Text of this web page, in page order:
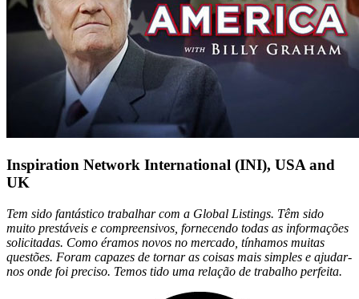
Inspiration Network International (INI), USA and
UK
Tem sido fantástico trabalhar com a Global Listings. Têm sido
muito prestáveis e compreensivos, fornecendo todas as informações
solicitadas. Como éramos novos no mercado, tínhamos muitas
questões. Foram capazes de tornar as coisas mais simples e ajudar-
nos onde foi preciso. Temos tido uma relação de trabalho perfeita.